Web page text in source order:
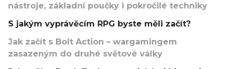
nástroje, základní poučky i pokročilé techniky
S jakým vyprávěcím RPG byste měli začít?
Jak začít s Bolt Action – wargamingem
zasazeným do druhé světové války